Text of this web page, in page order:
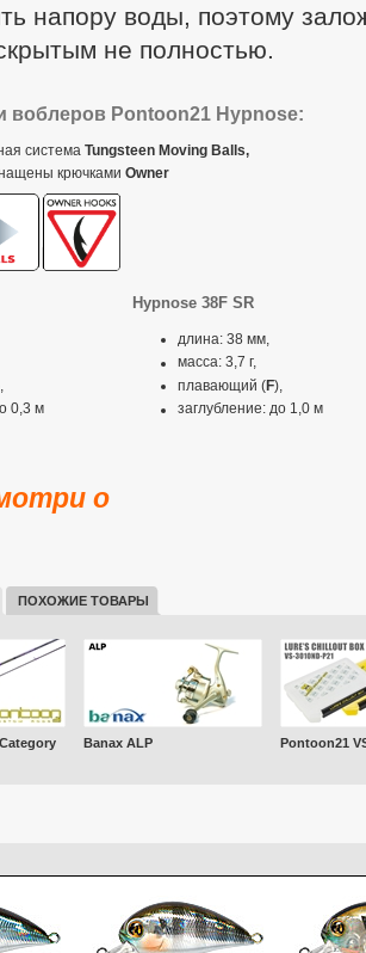
напору воды, поэтому
не полностью.
воблеров Pontoon21 Hypnose:
система Tungsteen Moving Balls,
крючками Owner
0,3 м
Hypnose 38F SR
длина: 38 мм,
масса: 3,7 г,
плавающий (F),
заглубление: до 1,0 м
о
ПОХОЖИЕ ТОВАРЫ
Banax ALP Pontoon21